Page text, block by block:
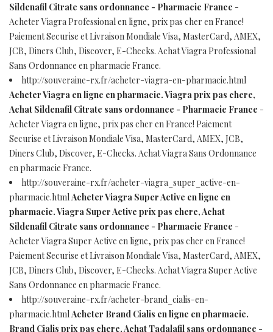
Sildenafil Citrate sans ordonnance - Pharmacie France -
Acheter Viagra Professional en ligne, prix pas cher en France!
Paiement Securise et Livraison Mondiale Visa, MasterCard, AMEX,
JCB, Diners Club, Discover, E-Checks. Achat Viagra Professional
Sans Ordonnance en pharmacie France.
http://souveraine-rx.fr/acheter-viagra-en-pharmacie.html
Acheter Viagra en ligne en pharmacie. Viagra prix pas chere,
Achat Sildenafil Citrate sans ordonnance - Pharmacie France -
Acheter Viagra en ligne, prix pas cher en France! Paiement
Securise et Livraison Mondiale Visa, MasterCard, AMEX, JCB,
Diners Club, Discover, E-Checks. Achat Viagra Sans Ordonnance
en pharmacie France.
http://souveraine-rx.fr/acheter-viagra_super_active-en-
pharmacie.htmlAcheter Viagra Super Active en ligne en
pharmacie. Viagra Super Active prix pas chere, Achat
Sildenafil Citrate sans ordonnance - Pharmacie France -
Acheter Viagra Super Active en ligne, prix pas cher en France!
Paiement Securise et Livraison Mondiale Visa, MasterCard, AMEX,
JCB, Diners Club, Discover, E-Checks. Achat Viagra Super Active
Sans Ordonnance en pharmacie France.
http://souveraine-rx.fr/acheter-brand_cialis-en-
pharmacie.htmlAcheter Brand Cialis en ligne en pharmacie.
Brand Cialis prix pas chere, Achat Tadalafil sans ordonnance -